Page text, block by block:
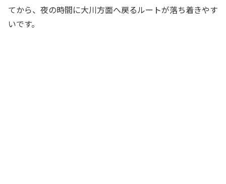
てから、夜の時間に大川方面へ戻るルートが落ち着きやす
いです。